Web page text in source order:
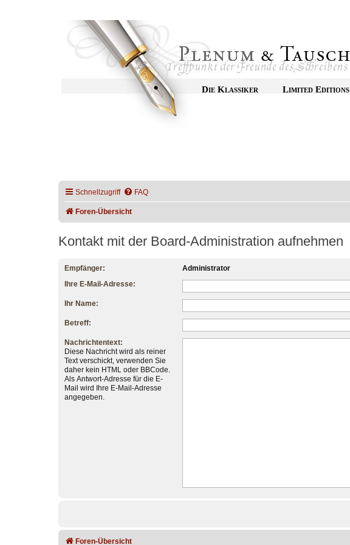
Die Klassiker Limited Editions
Schnellzugriff FAQ
Foren-Übersicht
Kontakt mit der Board-Administration aufnehmen
Empfänger:
Administrator
Ihre E-Mail-Adresse:
Ihr Name:
Betreff:
Nachrichtentext:
Diese Nachricht wird als reiner
Text verschickt, verwenden Sie
daher kein HTML oder BBCode.
Als Antwort-Adresse für die E-
Mail wird Ihre E-Mail-Adresse
angegeben.
Foren-Übersicht